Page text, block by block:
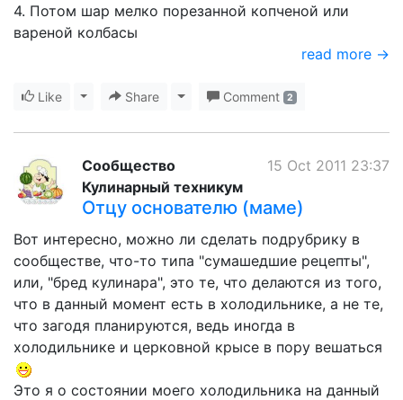
4. Потом шар мелко порезанной копченой или
вареной колбасы
read more →
Like Toggle Dropdown
Share Toggle Dropdown
Comment 2
15 Oct 2011 23:37
Сообщество
Кулинарный техникум
Отцу основателю (маме)
Вот интересно, можно ли сделать подрубрику в
сообществе, что-то типа "сумашедшие рецепты",
или, "бред кулинара", это те, что делаются из того,
что в данный момент есть в холодильнике, а не те,
что загодя планируются, ведь иногда в
холодильнике и церковной крысе в пору вешаться
Это я о состоянии моего холодильника на данный